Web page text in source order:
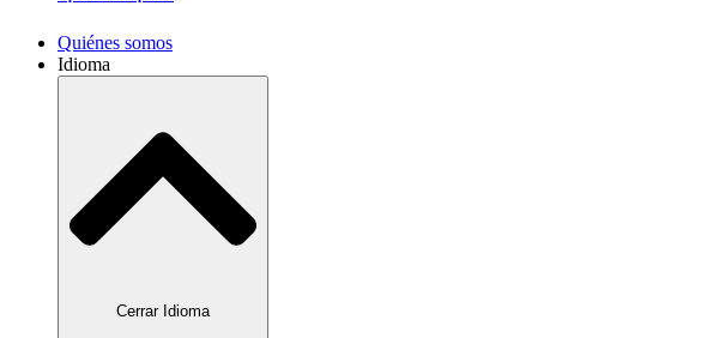
Quiénes somos
Idioma
Cerrar Idioma